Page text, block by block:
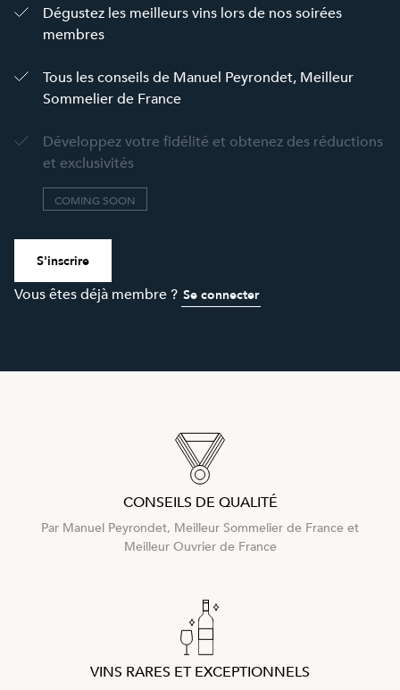
Dégustez les meilleurs vins lors de nos soirées
membres
Tous les conseils de Manuel Peyrondet, Meilleur
Sommelier de France
Développez votre fidélité et obtenez des réductions
et exclusivités
COMING SOON
S'inscrire
Vous êtes déjà membre ? Se connecter
CONSEILS DE QUALITÉ
Par Manuel Peyrondet, Meilleur Sommelier de France et
Meilleur Ouvrier de France
VINS RARES ET EXCEPTIONNELS